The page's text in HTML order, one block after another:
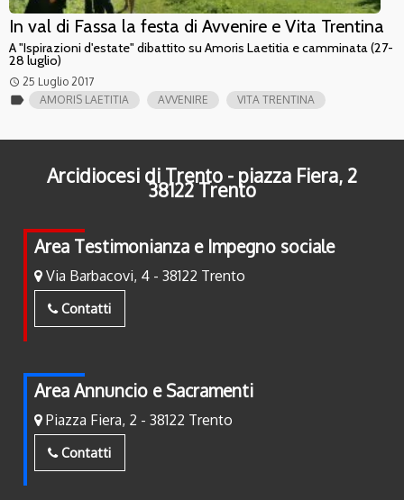
In val di Fassa la festa di Avvenire e Vita Trentina
A "Ispirazioni d'estate" dibattito su Amoris Laetitia e camminata (27-
28 luglio)
access_time 25 Luglio 2017
label AMORIS LAETITIA AVVENIRE VITA TRENTINA
Arcidiocesi di Trento - piazza Fiera, 2
38122 Trento
Area Testimonianza e Impegno sociale
Via Barbacovi, 4 - 38122 Trento
Contatti
Area Annuncio e Sacramenti
Piazza Fiera, 2 - 38122 Trento
Contatti